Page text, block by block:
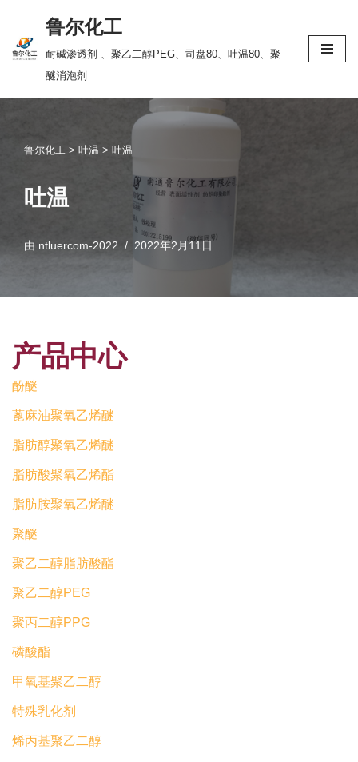
跳
鲁尔化工
耐碱渗透剂 、聚乙二醇PEG、司盘80、吐温80、聚
醚消泡剂
鲁尔化工 > 吐温 > 吐温
吐温
由 ntluercom-2022 2022年2月11日
产品中心
酚醚
蓖麻油聚氧乙烯醚
脂肪醇聚氧乙烯醚
脂肪酸聚氧乙烯酯
脂肪胺聚氧乙烯醚
聚醚
聚乙二醇脂肪酸酯
聚乙二醇PEG
聚丙二醇PPG
磷酸酯
甲氧基聚乙二醇
特殊乳化剂
烯丙基聚乙二醇